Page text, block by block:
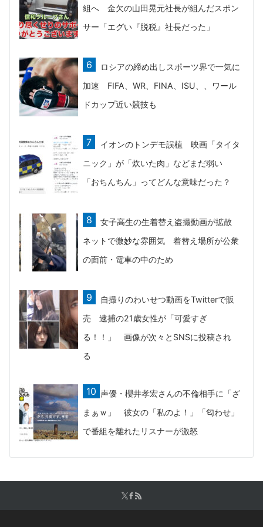
組へ 金欠の山田晃元社長が組んだスポン
サー「エグい『脱税』社長だった」
ロシアの締め出しスポーツ界で一気に
加速 FIFA、WR、FINA、ISU、、ワール
ドカップ近い競技も
イオンのトンデモ誤植 映画「タイタ
ニック」が「炊いた肉」などまだ弱い
「おちんちん」ってどんな意味だった？
女子高生の生着替え盗撮動画が拡散
ネットで微妙な雰囲気 着替え場所が公衆
の面前・電車の中のため
自撮りのわいせつ動画をTwitterで販
売 逮捕の21歳女性が「可愛すぎ
る！！」 画像が次々とSNSに投稿され
る
声優・櫻井孝宏さんの不倫相手に「ざ
まぁｗ」 彼女の「私のよ！」「匂わせ」
で番組を離れたリスナーが激怒